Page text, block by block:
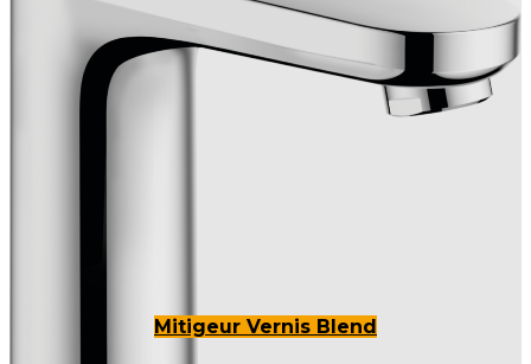
Mitigeur Vernis Blend